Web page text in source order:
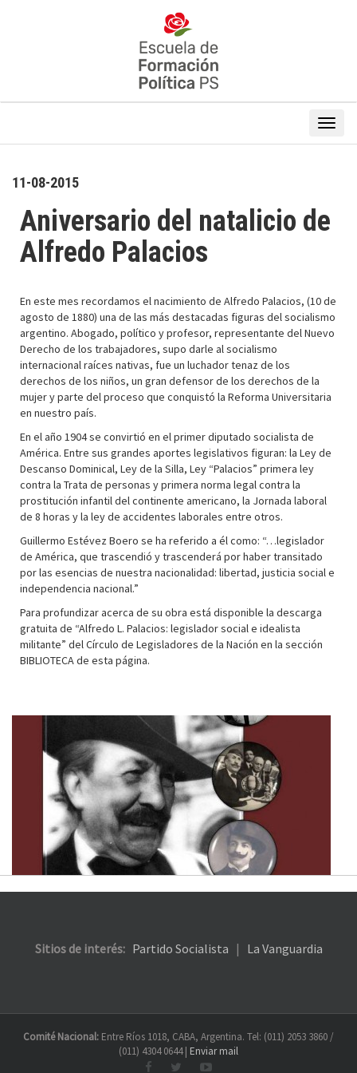
11-08-2015
Aniversario del natalicio de
Alfredo Palacios
En este mes recordamos el nacimiento de Alfredo Palacios, (10 de
agosto de 1880) una de las más destacadas figuras del socialismo
argentino. Abogado, político y profesor, representante del Nuevo
Derecho de los trabajadores, supo darle al socialismo
internacional raíces nativas, fue un luchador tenaz de los
derechos de los niños, un gran defensor de los derechos de la
mujer y parte del proceso que conquistó la Reforma Universitaria
en nuestro país.
En el año 1904 se convirtió en el primer diputado socialista de
América. Entre sus grandes aportes legislativos figuran: la Ley de
Descanso Dominical, Ley de la Silla, Ley “Palacios” primera ley
contra la Trata de personas y primera norma legal contra la
prostitución infantil del continente americano, la Jornada laboral
de 8 horas y la ley de accidentes laborales entre otros.
Guillermo Estévez Boero se ha referido a él como: “…legislador
de América, que trascendió y trascenderá por haber transitado
por las esencias de nuestra nacionalidad: libertad, justicia social e
independencia nacional.”
Para profundizar acerca de su obra está disponible la descarga
gratuita de “Alfredo L. Palacios: legislador social e idealista
militante” del Círculo de Legisladores de la Nación en la sección
BIBLIOTECA de esta página.
Sitios de interés: Partido Socialista | La Vanguardia
Comité Nacional: Entre Ríos 1018, CABA, Argentina. Tel: (011) 2053 3860 /
(011) 4304 0644 | Enviar mail